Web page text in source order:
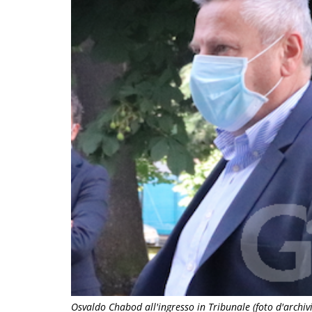
Osvaldo Chabod all'ingresso in Tribunale (foto